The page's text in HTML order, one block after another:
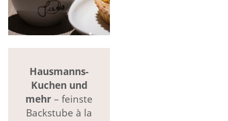
Hausmanns-
Kuchen und
mehr– feinste
Backstube à la